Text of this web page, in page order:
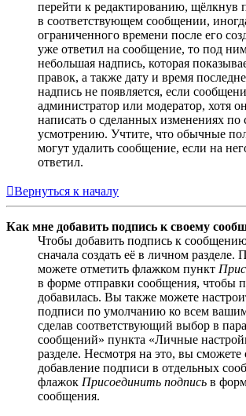
перейти к редактированию, щёлкнув
в соответствующем сообщении,
ограниченного времени после его
уже ответил на сообщение, то под
небольшая надпись, которая
правок, а также дату и время
надпись не появляется, если
администратор или модератор, хотя
написать о сделанных изменениях по
усмотрению. Учтите, что обычные
могут удалить сообщение, если на
ответил.
Вернуться к началу
Как мне добавить подпись к своему
Чтобы добавить подпись к
сначала создать её в личном разделе.
можете отметить флажком пункт
в форме отправки сообщения, чтобы
добавилась. Вы также можете
подписи по умолчанию ко всем
сделав соответствующий выбор в
сообщений» пункта «Личные
разделе. Несмотря на это, вы сможете
добавление подписи в отдельных
флажок Присоединить подпись в
сообщения.